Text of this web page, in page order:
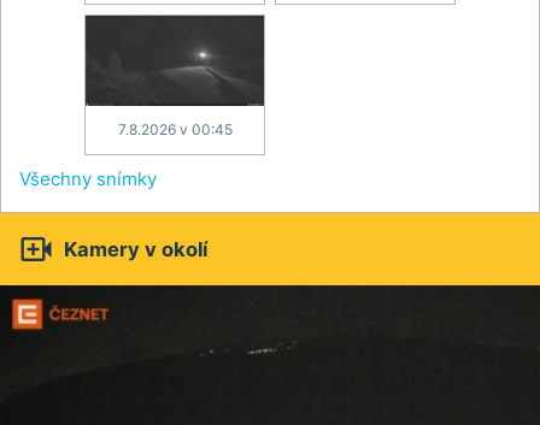
7.8.2026 v 00:45
Všechny snímky
 Kamery v okolí